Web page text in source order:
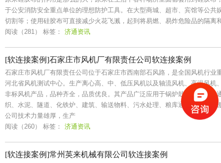
于公安消防安全重点单位的理想防护工具。在大型商城、超市、宾馆等公共
切割等；使用硅胶布可直接减少火花飞溅，起到将易燃、易炸危险品的隔离
阅读（281） 标签： 济通资讯
[软连接案例]石家庄市风机厂有限责任公司软连接案例
石家庄市风机厂有限责任公司位于石家庄市西南部石风路，是全国风机行业
河北省风机测试中心。生产离心高、中、低压风机以及轴流风机、高温风机
非标风机产品，品种齐全，品质优良。其产品广泛应用于锅炉鼓引风、矿山
织、水泥、隧道、化铁炉、建筑、输送物料、污水处理、粮库通风、温室大
公司技术力量雄厚，生产
阅读（260） 标签： 济通资讯
[软连接案例]常州英来机械有限公司软连接案例